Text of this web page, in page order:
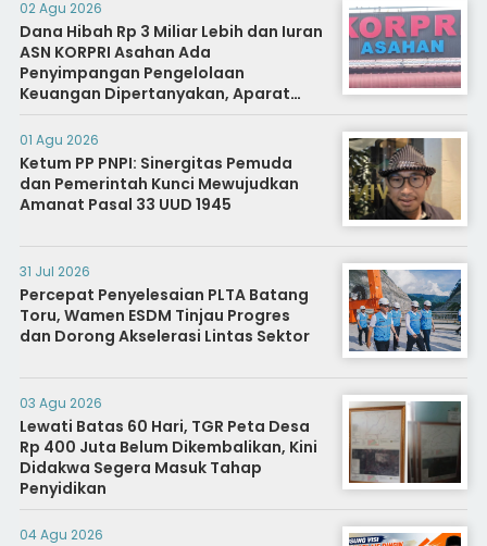
02 Agu 2026
Dana Hibah Rp 3 Miliar Lebih dan Iuran
ASN KORPRI Asahan Ada
Penyimpangan Pengelolaan
Keuangan Dipertanyakan, Aparat
Diminta Segera Usut
01 Agu 2026
Ketum PP PNPI: Sinergitas Pemuda
dan Pemerintah Kunci Mewujudkan
Amanat Pasal 33 UUD 1945
31 Jul 2026
Percepat Penyelesaian PLTA Batang
Toru, Wamen ESDM Tinjau Progres
dan Dorong Akselerasi Lintas Sektor
03 Agu 2026
Lewati Batas 60 Hari, TGR Peta Desa
Rp 400 Juta Belum Dikembalikan, Kini
Didakwa Segera Masuk Tahap
Penyidikan
04 Agu 2026